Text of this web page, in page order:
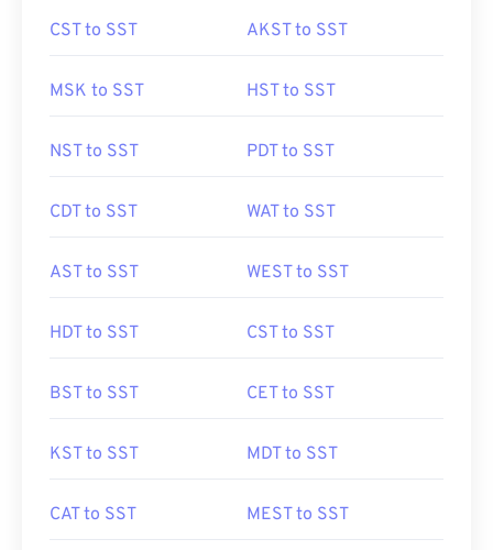
CST to SST AKST to SST
MSK to SST HST to SST
NST to SST PDT to SST
CDT to SST WAT to SST
AST to SST WEST to SST
HDT to SST CST to SST
BST to SST CET to SST
KST to SST MDT to SST
CAT to SST MEST to SST